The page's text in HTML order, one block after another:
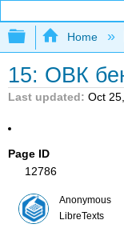
Expand/
Home
15: ОВК
Last updated Oct
Page ID
12786
Anonymous
LibreTexts